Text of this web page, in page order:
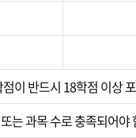
이 반드시 18학점 이상
는 과목 수로 충족되어야